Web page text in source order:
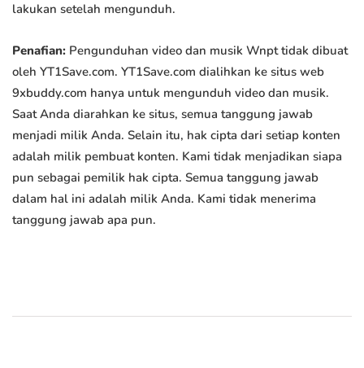
lakukan setelah mengunduh.
Penafian: Pengunduhan video dan musik Wnpt tidak dibuat
oleh YT1Save.com. YT1Save.com dialihkan ke situs web
9xbuddy.com hanya untuk mengunduh video dan musik.
Saat Anda diarahkan ke situs, semua tanggung jawab
menjadi milik Anda. Selain itu, hak cipta dari setiap konten
adalah milik pembuat konten. Kami tidak menjadikan siapa
pun sebagai pemilik hak cipta. Semua tanggung jawab
dalam hal ini adalah milik Anda. Kami tidak menerima
tanggung jawab apa pun.